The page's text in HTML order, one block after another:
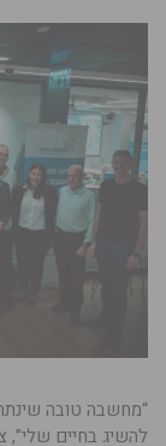
“מחשבה טובה
להשיג בחיים